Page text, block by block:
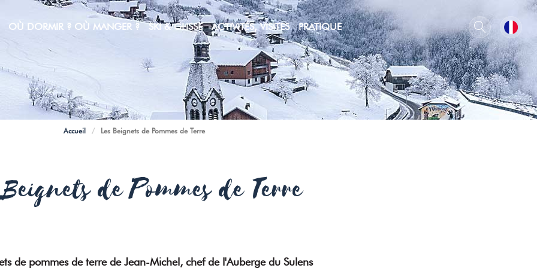
OÙ DORMIR ? OÙ MANGER ? SKI & GLISSE ACTIVITÉS, VISITES PRATIQUE
Accueil / Les Beignets de Pommes de Terre
Beignets de Pommes de Terre
de pommes de terre de Jean-Michel, chef de l'Auberge du Sulens